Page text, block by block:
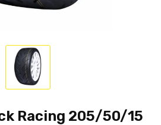
Racing 205/50/15